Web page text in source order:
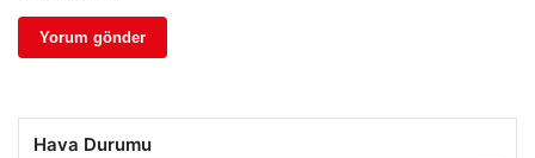
Hava Durumu